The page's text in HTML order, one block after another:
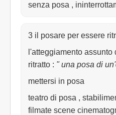
senza posa ,
3 il posare per essere
l'atteggiamento
ritratto : " una posa di
mettersi in posa
teatro di posa ,
filmate scene